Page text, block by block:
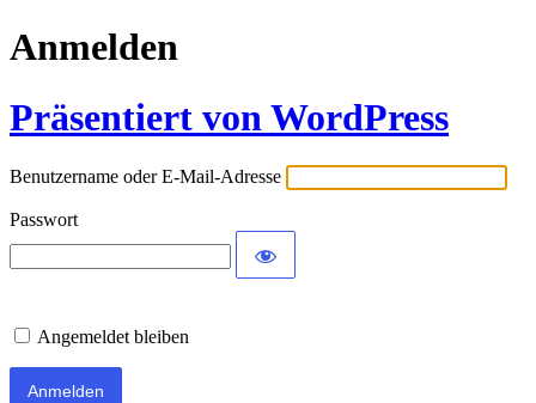
Anmelden
Präsentiert von WordPress
Benutzername oder E-Mail-Adresse
Passwort
Angemeldet bleiben